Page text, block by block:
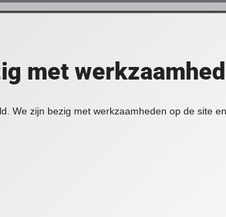
met
We zijn bezig met werkzaamheden op de site